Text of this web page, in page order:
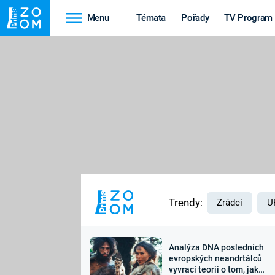
Menu Témata Pořady TV Program
Výročí
Trendy: Zrádci
Analýza DNA posledních
evropských neandrtálců
vyvrací teorii o tom, jak